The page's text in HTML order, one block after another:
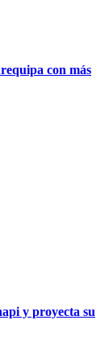
con más
y proyecta su